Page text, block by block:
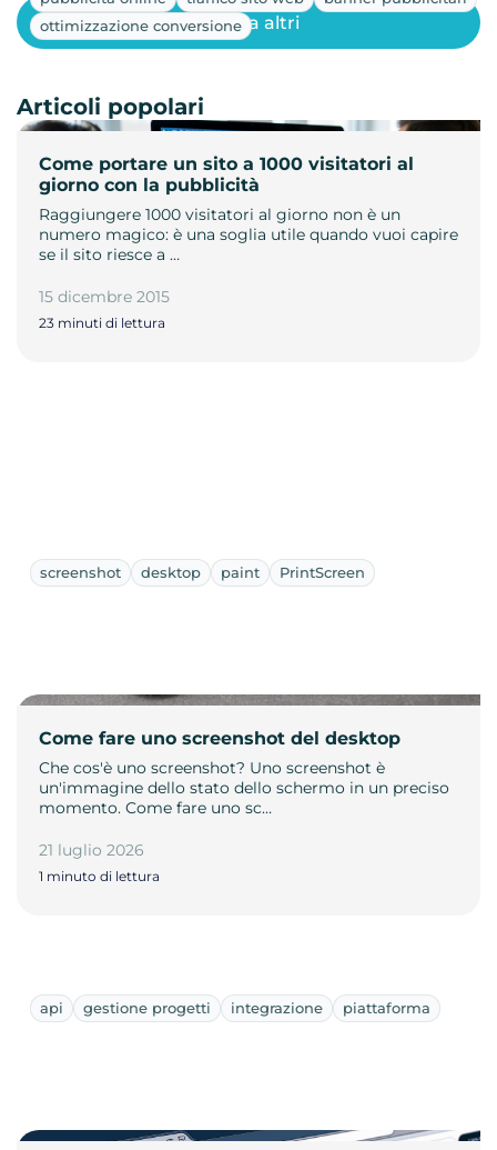
ottimizzazione conversione
Come portare un sito a 1000 visitatori al
giorno con la pubblicità
Raggiungere 1000 visitatori al giorno non è un
numero magico: è una soglia utile quando vuoi capire
se il sito riesce a …
15 dicembre 2015
23 minuti di lettura
Mostra altri
Articoli popolari
screenshot desktop paint PrintScreen
Come fare uno screenshot del desktop
Che cos'è uno screenshot? Uno screenshot è
un'immagine dello stato dello schermo in un preciso
momento. Come fare uno sc…
21 luglio 2026
1 minuto di lettura
api gestione progetti integrazione piattaforma